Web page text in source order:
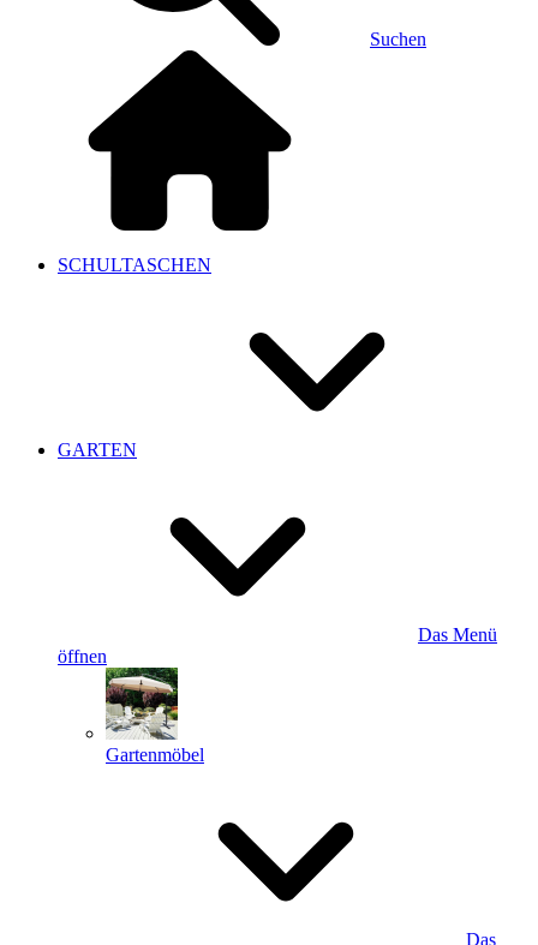
Suchen
SCHULTASCHEN
GARTEN
Das Menü
öffnen
Gartenmöbel
Das